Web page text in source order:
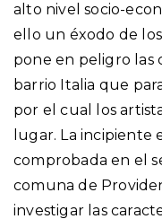
alto nivel socio-
ello un éxodo de
pone en peligro las
barrio Italia que
por el cual los
lugar. La incipiente
comprobada en el
comuna de
investigar las